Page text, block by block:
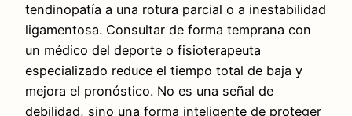
tendinopatía a una rotura parcial o a inestabilidad
ligamentosa. Consultar de forma temprana con
un médico del deporte o fisioterapeuta
especializado reduce el tiempo total de baja y
mejora el pronóstico. No es una señal de
debilidad, sino una forma inteligente de proteger